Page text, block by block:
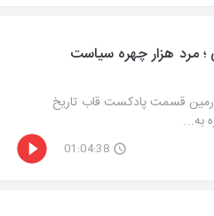
؛ مرد هزار چهره سیاست
قسمت پادکست قاب تاریخ
به...
01:04:38